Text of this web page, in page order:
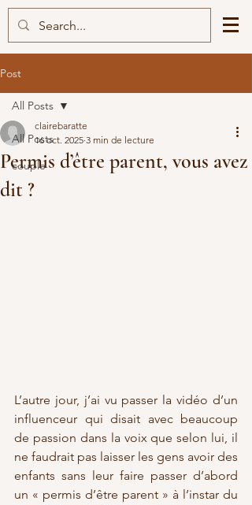
Post
All Posts
couple
All Posts
Permis d’être parent, vous avez
dit ?
clairebaratte
16 oct. 2025 3 min de lecture
L’autre jour, j’ai vu passer la vidéo d’un
influenceur qui disait avec beaucoup
de passion dans la voix que selon lui, il
ne faudrait pas laisser les gens avoir des
enfants sans leur faire passer d’abord
un « permis d’être parent » à l’instar du